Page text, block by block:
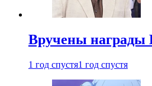
Вручены награды
1 год спустя1 год спустя